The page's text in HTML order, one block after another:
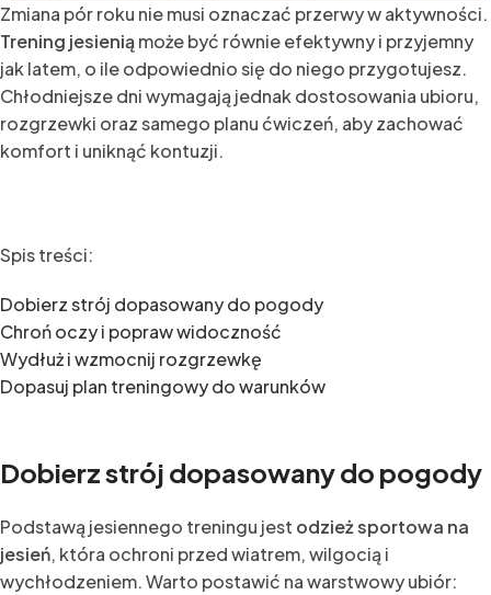
Zmiana pór roku nie musi oznaczać przerwy w aktywności.
Trening jesieniąmoże być równie efektywny i przyjemny
jak latem, o ile odpowiednio się do niego przygotujesz.
Chłodniejsze dni wymagają jednak dostosowania ubioru,
rozgrzewki oraz samego planu ćwiczeń, aby zachować
komfort i uniknąć kontuzji.
Spis treści:
Dobierz strój dopasowany do pogody
Chroń oczy i popraw widoczność
Wydłuż i wzmocnij rozgrzewkę
Dopasuj plan treningowy do warunków
Dobierz strój dopasowany do pogody
Podstawą jesiennego treningu jest odzież sportowa na
jesień, która ochroni przed wiatrem, wilgocią i
wychłodzeniem. Warto postawić na warstwowy ubiór: